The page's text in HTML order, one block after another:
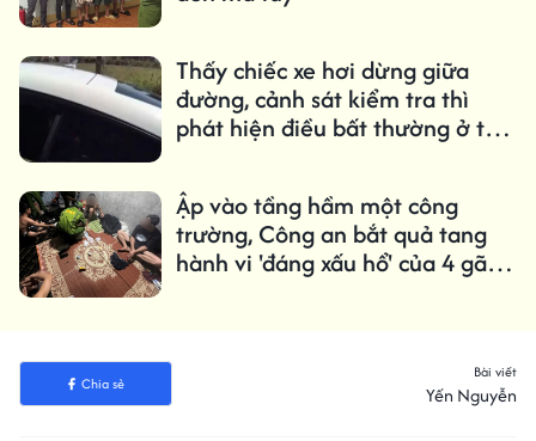
Thấy chiếc xe hơi dừng giữa
đường, cảnh sát kiểm tra thì
phát hiện điều bất thường ở tài
Ập vào tầng hầm một công
trường, Công an bắt quả tang
hành vi 'đáng xấu hổ' của 4 gã
Chia sẻ
Bài viết
Yến Nguyễn